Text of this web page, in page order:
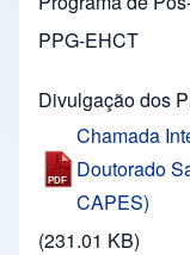
PPG-EHCT
Divulgação dos
Chamada
Doutorado
CAPES)
(231.01 KB)